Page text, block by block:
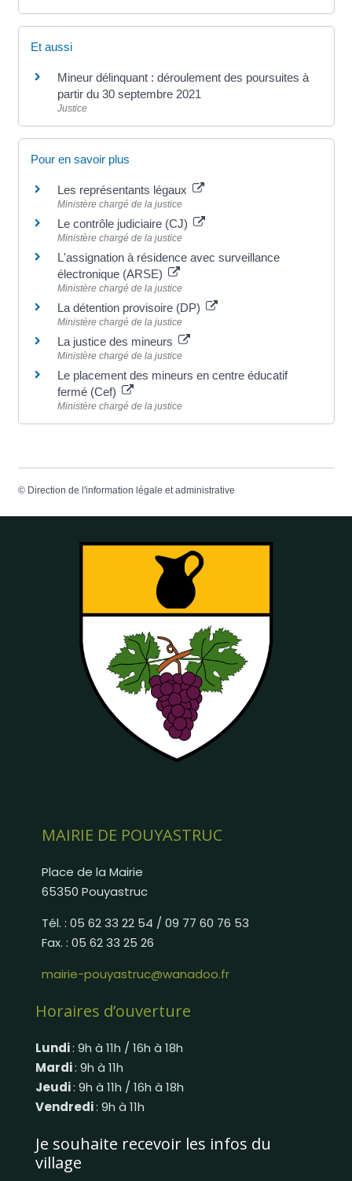
Et aussi
Mineur délinquant : déroulement des poursuites à
partir du 30 septembre 2021
Justice
Pour en savoir plus
Les représentants légaux
Ministère chargé de la justice
Le contrôle judiciaire (CJ)
Ministère chargé de la justice
L'assignation à résidence avec surveillance
électronique (ARSE)
Ministère chargé de la justice
La détention provisoire (DP)
Ministère chargé de la justice
La justice des mineurs
Ministère chargé de la justice
Le placement des mineurs en centre éducatif
fermé (Cef)
Ministère chargé de la justice
© Direction de l'information légale et administrative
MAIRIE DE POUYASTRUC
Place de la Mairie
65350 Pouyastruc
Tél. : 05 62 33 22 54 / 09 77 60 76 53
Fax. : 05 62 33 25 26
mairie-pouyastruc@wanadoo.fr
Horaires d’ouverture
Lundi: 9h à 11h / 16h à 18h
Mardi: 9h à 11h
Jeudi: 9h à 11h / 16h à 18h
Vendredi: 9h à 11h
Je souhaite recevoir les infos du
village